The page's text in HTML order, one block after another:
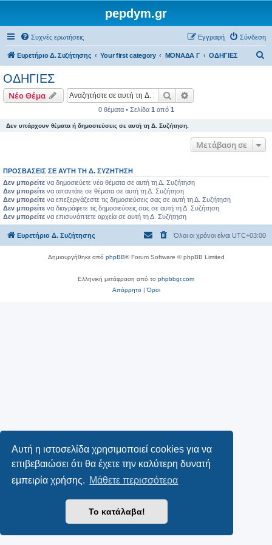
Αυτή η ιστοσελίδα χρησιμοποιεί cookies για να
επιβεβαιώσει ότι θα έχετε την καλύτερη δυνατή
εμπειρία χρήσης. Μάθετε περισσότερα
Το κατάλαβα!
pepdym.gr
Συχνές ερωτήσεις Σύνδεση
Εγγραφή
Ευρετήριο Δ. Συζήτησης Your first category ΜΟΝΑΔΑ Γ ΟΔΗΓΙΕΣ
ΟΔΗΓΙΕΣ
Νέο Θέμα Αναζήτηση
0 θέματα • Σελίδα 1 από 1
Δεν υπάρχουν θέματα ή δημοσιεύσεις σε αυτή τη Δ. Συζήτηση.
Μετάβαση σε
ΠΡΟΣΒΆΣΕΙΣ ΣΕ ΑΥΤΉ ΤΗ Δ. ΣΥΖΉΤΗΣΗ
Δεν μπορείτε να δημοσιεύετε νέα θέματα σε αυτή τη Δ. Συζήτηση
Δεν μπορείτε να απαντάτε σε θέματα σε αυτή τη Δ. Συζήτηση
Δεν μπορείτε να επεξεργάζεστε τις δημοσιεύσεις σας σε αυτή τη Δ. Συζήτηση
Δεν μπορείτε να διαγράφετε τις δημοσιεύσεις σας σε αυτή τη Δ. Συζήτηση
Δεν μπορείτε να επισυνάπτετε αρχεία σε αυτή τη Δ. Συζήτηση
Ευρετήριο Δ. Συζήτησης Όλοι οι χρόνοι είναι UTC+03:00
Δημιουργήθηκε από phpBB® Forum Software © phpBB Limited
Ελληνική μετάφραση από το phpbbgr.com
Απόρρητο|Όροι